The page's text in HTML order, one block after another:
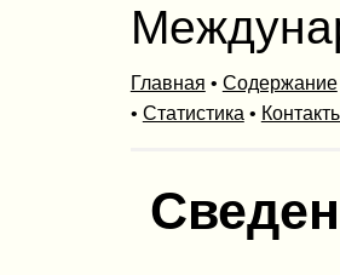
Главная • Содержание
• Статистика •